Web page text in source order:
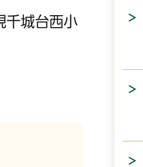
千城台西小